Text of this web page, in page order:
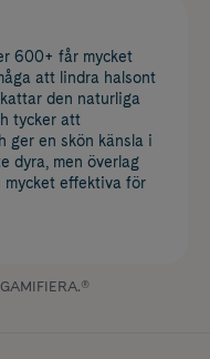
600+ får mycket
att lindra halsont
den naturliga
tycker att
ger en skön känsla i
dyra, men överlag
mycket effektiva för